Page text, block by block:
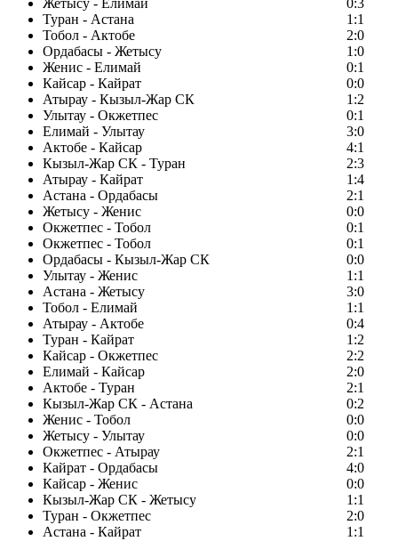
Жетысу - Елимай
0:3
Туран - Астана
1:1
Тобол - Актобе
2:0
Ордабасы - Жетысу
1:0
Женис - Елимай
0:1
Кайсар - Кайрат
0:0
Атырау - Кызыл-Жар СК
1:2
Улытау - Окжетпес
0:1
Елимай - Улытау
3:0
Актобе - Кайсар
4:1
Кызыл-Жар СК - Туран
2:3
Атырау - Кайрат
1:4
Астана - Ордабасы
2:1
Жетысу - Женис
0:0
Окжетпес - Тобол
0:1
Окжетпес - Тобол
0:1
Ордабасы - Кызыл-Жар СК
0:0
Улытау - Женис
1:1
Астана - Жетысу
3:0
Тобол - Елимай
1:1
Атырау - Актобе
0:4
Туран - Кайрат
1:2
Кайсар - Окжетпес
2:2
Елимай - Кайсар
2:0
Актобе - Туран
2:1
Кызыл-Жар СК - Астана
0:2
Женис - Тобол
0:0
Жетысу - Улытау
0:0
Окжетпес - Атырау
2:1
Кайрат - Ордабасы
4:0
Кайсар - Женис
0:0
Кызыл-Жар СК - Жетысу
1:1
Туран - Окжетпес
2:0
Астана - Кайрат
1:1